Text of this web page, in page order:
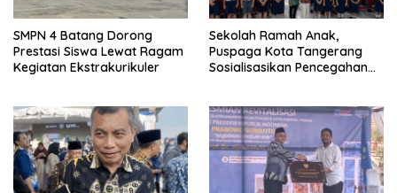
SMPN 4 Batang Dorong
Prestasi Siswa Lewat Ragam
Kegiatan Ekstrakurikuler
Sekolah Ramah Anak,
Puspaga Kota Tangerang
Sosialisasikan Pencegahan